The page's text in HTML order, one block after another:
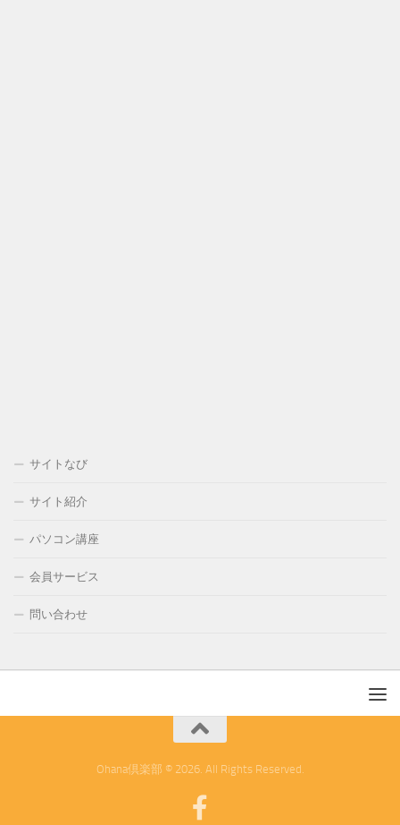
サイトなび
サイト紹介
パソコン講座
会員サービス
問い合わせ
Ohana倶楽部 © 2026. All Rights Reserved.